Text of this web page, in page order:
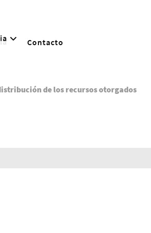
Contacto
de los recursos otorgados